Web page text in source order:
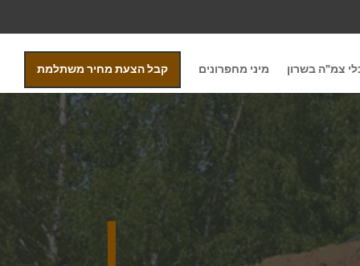
צמ"ה בשרון מיני מחפרונים קבל הצעת מחיר משתלמת